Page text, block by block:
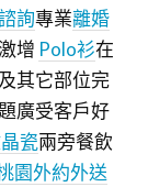
詢專業離婚
增 Polo衫在
其它部位完
廣受客戶好
瓷兩旁餐飲
園外約外送